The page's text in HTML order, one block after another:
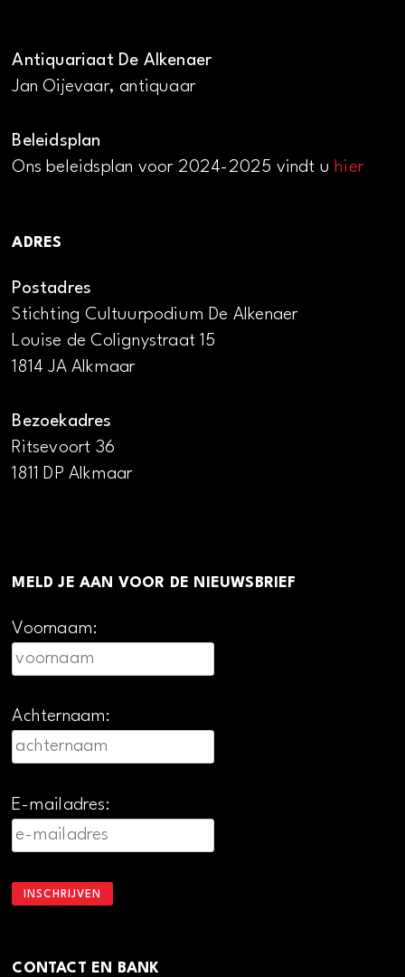
Antiquariaat De Alkenaer
Jan Oijevaar, antiquaar
Beleidsplan
Ons beleidsplan voor 2024-2025 vindt uhier
ADRES
Postadres
Stichting Cultuurpodium De Alkenaer
Louise de Colignystraat 15
1814 JA Alkmaar
Bezoekadres
Ritsevoort 36
1811 DP Alkmaar
MELD JE AAN VOOR DE NIEUWSBRIEF
Voornaam:
Achternaam:
E-mailadres:
CONTACT EN BANK